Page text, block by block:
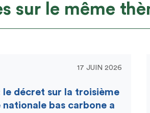
sur le même
17 JUIN 2026
le décret sur la troisième
bas carbone a